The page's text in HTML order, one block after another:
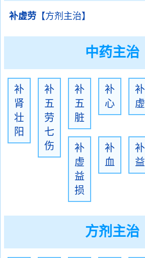
补虚劳 【方剂主治】
中药主治
补
肾
壮
阳
补
五
劳
七
伤
补
五
脏
补
心
补
虚
补
虚
益
损
补
血
补
益
方剂主治